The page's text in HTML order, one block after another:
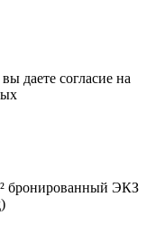
даете согласие на
бронированный ЭКЗ